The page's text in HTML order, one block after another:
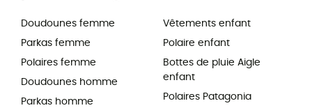
Doudounes femme
Parkas femme
Polaires femme
Doudounes homme
Parkas homme
Vêtements enfant
Polaire enfant
Bottes de pluie Aigle
enfant
Polaires Patagonia